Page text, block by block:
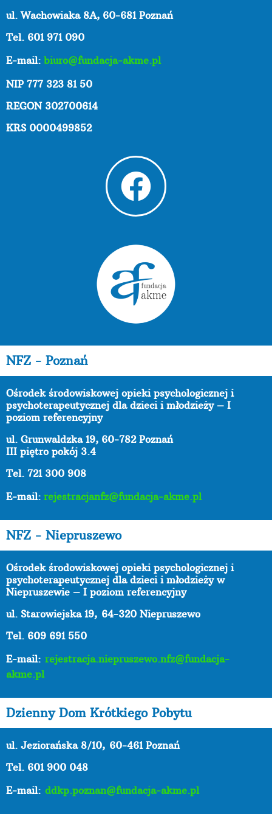
ul. Wachowiaka 8A, 60-681 Poznań
Tel. 601 971 090
E-mail: biuro@fundacja-akme.pl
NIP 777 323 81 50
REGON 302700614
KRS 0000499852
NFZ - Poznań
Ośrodek środowiskowej opieki psychologicznej i
psychoterapeutycznej dla dzieci i młodzieży – I
poziom referencyjny
ul. Grunwaldzka 19, 60-782 Poznań
III piętro pokój 3.4
Tel. 721 300 908
E-mail: rejestracjanfz@fundacja-akme.pl
NFZ - Niepruszewo
Ośrodek środowiskowej opieki psychologicznej i
psychoterapeutycznej dla dzieci i młodzieży w
Niepruszewie – I poziom referencyjny
ul. Starowiejska 19, 64-320 Niepruszewo
Tel. 609 691 550
E-mail: rejestracja.niepruszewo.nfz@fundacja-
akme.pl
Dzienny Dom Krótkiego Pobytu
ul. Jeziorańska 8/10, 60-461 Poznań
Tel. 601 900 048
E-mail: ddkp.poznan@fundacja-akme.pl